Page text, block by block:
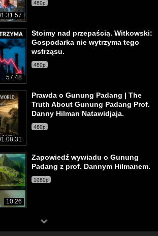
480p
57:48
Stoimy nad przepaścią. Witkowski:
Gospodarka nie wytrzyma tego
wstrząsu.
480p
Prawda o Gunung Padang | The
Truth About Gunung Padang Prof.
Danny Hilman Natawidjaja.
480p
10:26
Zapowiedź wywiadu o Gunung
Padang z prof. Dannym Hilmanem.
1080p